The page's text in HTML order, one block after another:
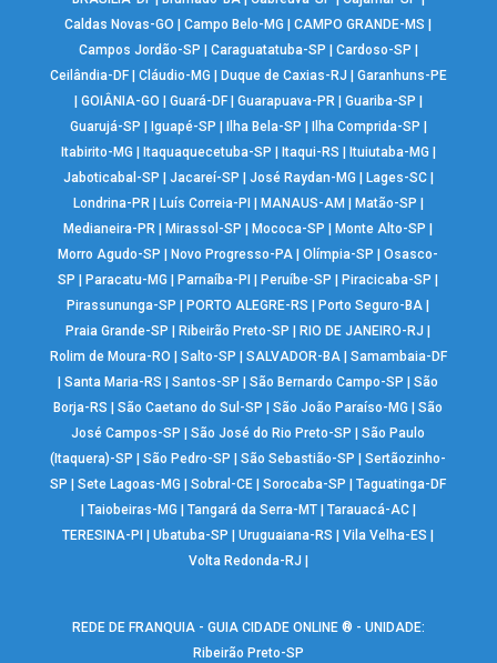
Caldas Novas-GO
|Campo Belo-MG |CAMPO GRANDE-MS
Campos Jordão-SP
Caraguatatuba-SP Cardoso-SP
Ceilândia-DF| Cláudio-MG Duque de Caxias-RJ
Garanhuns-PE
GOIÂNIA-GO Guará-DF| Guarapuava-PR| Guariba-SP
Guarujá-SP
Iguapé-SP Ilha Bela-SP Ilha Comprida-SP
Itabirito-MG
Itaquaquecetuba-SP Itaqui-RS Ituiutaba-MG
Jaboticabal-SP
Jacareí-SP José Raydan-MG Lages-SC|
Londrina-PR| Luís Correia-PI MANAUS-AM Matão-SP
Medianeira-PR
Mirassol-SP Mococa-SP Monte Alto-SP
Morro Agudo-SP
Novo Progresso-PA |Olímpia-SP |Osasco-
SP
Paracatu-MG Parnaíba-PI Peruíbe-SP Piracicaba-SP
Pirassununga-SP
PORTO ALEGRE-RS Porto Seguro-BA
Praia Grande-SP
Ribeirão Preto-SP RIO DE JANEIRO-RJ
Rolim de Moura-RO
Salto-SP SALVADOR-BA| Samambaia-DF
|Santa Maria-RS |Santos-SP |São Bernardo Campo-SP |São
Borja-RS
|São Caetano do Sul-SP |São João Paraíso-MG |São
José Campos-SP
|São José do Rio Preto-SP |São Paulo
(Itaquera)-SP
|São Pedro-SP |São Sebastião-SP |Sertãozinho-
SP
|Sete Lagoas-MG |Sobral-CE |Sorocaba-SP |Taguatinga-DF
Taiobeiras-MG Tangará da Serra-MT| Tarauacá-AC|
TERESINA-PI
|Ubatuba-SP |Uruguaiana-RS |Vila Velha-ES
Volta Redonda-RJ
REDE DE FRANQUIA - GUIA CIDADE ONLINE ® - UNIDADE:
Ribeirão Preto-SP